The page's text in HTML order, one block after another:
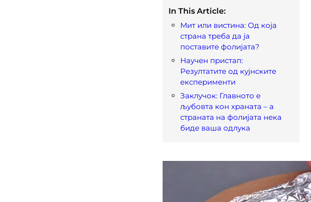
In This Article:
Мит или вистина: Од која
страна треба да ја
поставите фолијата?
Научен пристап:
Резултатите од кујнските
експерименти
Заклучок: Главното е
љубовта кон храната – а
страната на фолијата нека
биде ваша одлука